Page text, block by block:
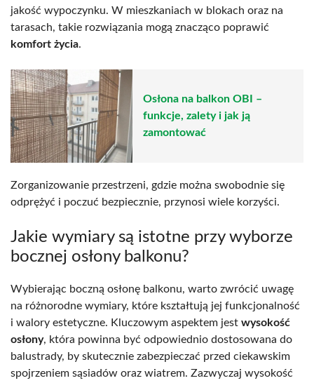
jakość wypoczynku. W mieszkaniach w blokach oraz na
tarasach, takie rozwiązania mogą znacząco poprawić
komfort życia.
Osłona na balkon OBI –
funkcje, zalety i jak ją
zamontować
Zorganizowanie przestrzeni, gdzie można swobodnie się
odprężyć i poczuć bezpiecznie, przynosi wiele korzyści.
Jakie wymiary są istotne przy wyborze
bocznej osłony balkonu?
Wybierając boczną osłonę balkonu, warto zwrócić uwagę
na różnorodne wymiary, które kształtują jej funkcjonalność
i walory estetyczne. Kluczowym aspektem jest wysokość
osłony, która powinna być odpowiednio dostosowana do
balustrady, by skutecznie zabezpieczać przed ciekawskim
spojrzeniem sąsiadów oraz wiatrem. Zazwyczaj wysokość